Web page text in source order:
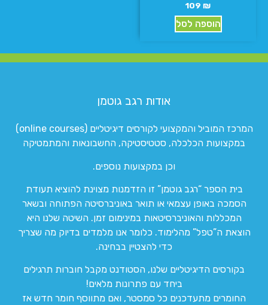
109 ₪
הוספה לסל
אודות רגב גוטמן
המרכז המוביל והמקצועי לקורסים דיגיטליים (online courses)
במקצועות הכלכלה, סטטיסטיקה, החשבונאות והמתמטיקה
וכן במקצועות נוספים.
בית הספר “רגב גוטמן” זו הזדמנות מצוינת להוציא תעודת
הסמכה באופן עצמאי או תואר באוניברסיטה הפתוחה ובשאר
המכללות והאוניברסיטאות במינימום זמן. השיטה שלנו היא
הוצאת ה”טפל” מהלימוד. כלומר אנו מלמדים בדיוק מה שצריך
כדי להצטיין בבחינה.
בקורסים הדיגיטליים שלנו, הסטודנט מקבל חוברות תרגילים
ביחד עם פתרונות מלאים!
החומרים מתעדכנים כל סמסטר, ואם מתווסף חומר חדש אז